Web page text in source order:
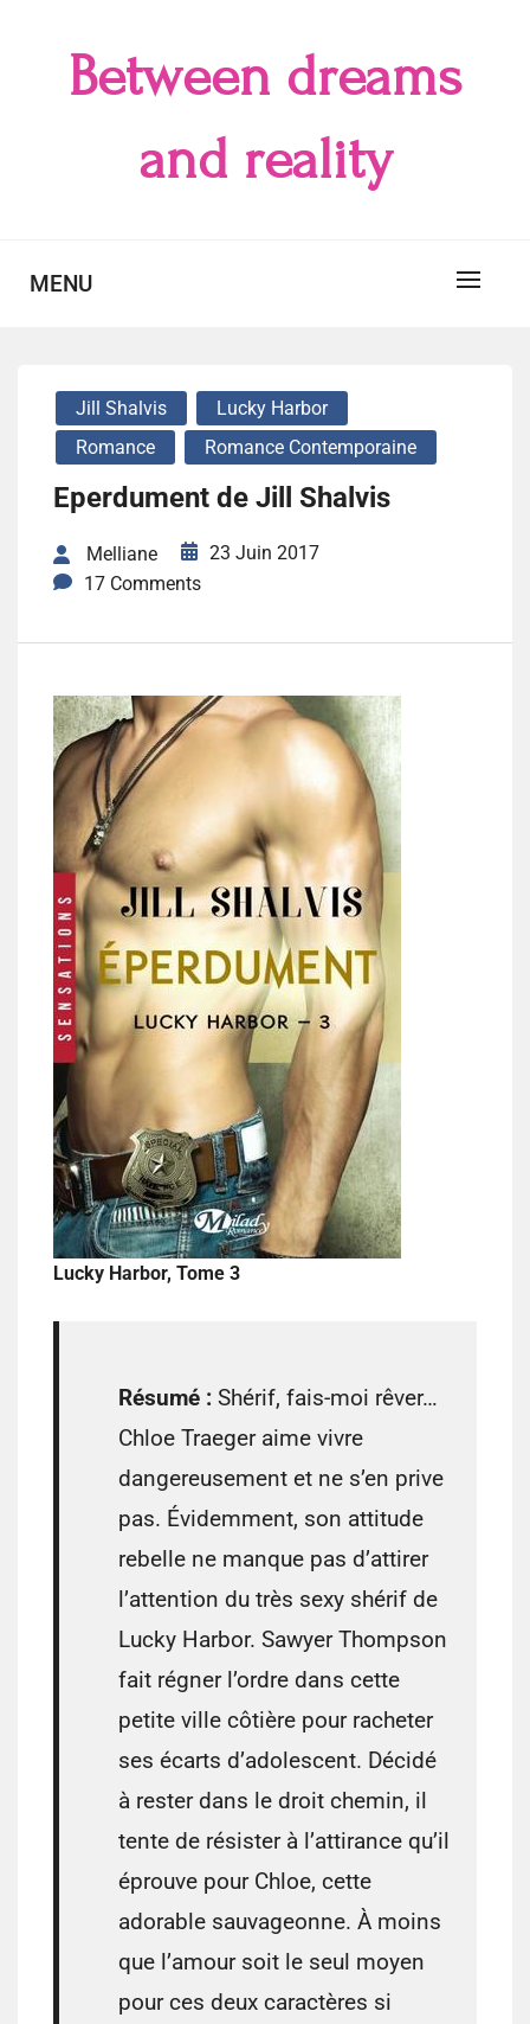
Between dreams
and reality
MENU
Jill Shalvis
Lucky Harbor
Romance
Romance Contemporaine
Eperdument de Jill Shalvis
Melliane
23 Juin 2017
17 Comments
Lucky Harbor, Tome 3
Résumé : Shérif, fais-moi rêver…
Chloe Traeger aime vivre
dangereusement et ne s’en prive
pas. Évidemment, son attitude
rebelle ne manque pas d’attirer
l’attention du très sexy shérif de
Lucky Harbor. Sawyer Thompson
fait régner l’ordre dans cette
petite ville côtière pour racheter
ses écarts d’adolescent. Décidé
à rester dans le droit chemin, il
tente de résister à l’attirance qu’il
éprouve pour Chloe, cette
adorable sauvageonne. À moins
que l’amour soit le seul moyen
pour ces deux caractères si